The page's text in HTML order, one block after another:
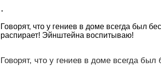
.
Говорят, что у гениев в доме всегда был
распирает! Эйнштейна воспитываю!
Говорят, что у гениев в доме всегда